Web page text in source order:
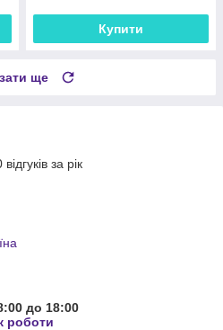
Купити
ще
за рік
до 18:00
роботи